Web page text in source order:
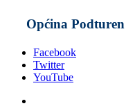
Općina Podturen
Facebook
Twitter
YouTube